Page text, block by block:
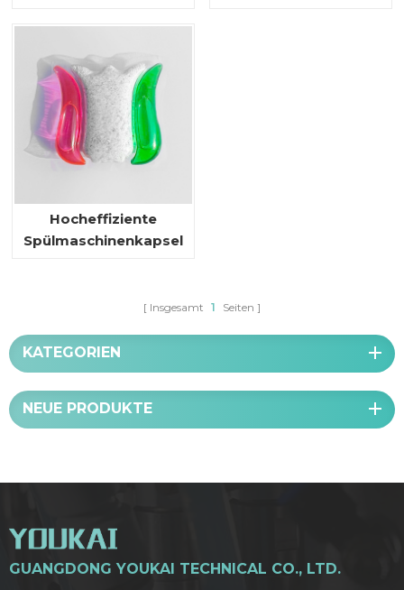
Hocheffiziente
Spülmaschinenkapsel
Insgesamt 1 Seiten
KATEGORIEN
NEUE PRODUKTE
GUANGDONG YOUKAI TECHNICAL CO., LTD.